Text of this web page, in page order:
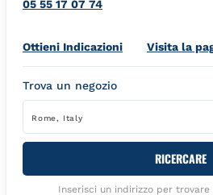
05 55 17 07 74
Ottieni IndicazioniLink Opens in
Visita la
Trova un negozio
RICERCARE
Inserisci un indirizzo per trovare